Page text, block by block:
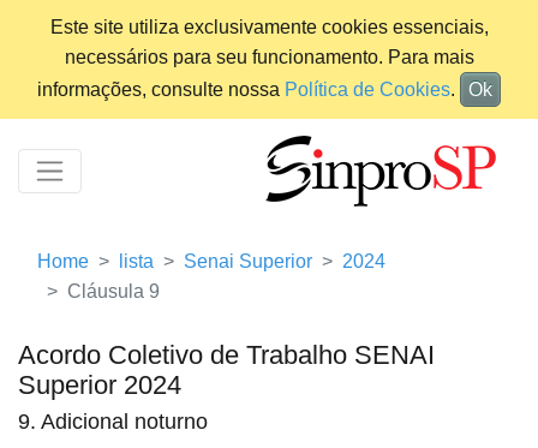
Este site utiliza exclusivamente cookies essenciais,
necessários para seu funcionamento. Para mais
informações, consulte nossa Política de Cookies. Ok
Home lista Senai Superior
2024
Cláusula 9
Acordo Coletivo de Trabalho SENAI
Superior 2024
9. Adicional noturno